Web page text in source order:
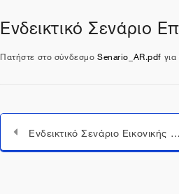
Ενδεικτικό Σενάριο
Πατήστε στο σύνδεσμοSenario_AR.pdf
Ενδεικτικό Σενάριο Εικονικής Πραγματικότητας (VR)